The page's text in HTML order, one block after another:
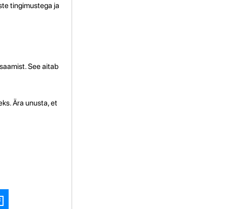
tingimustega ja
See aitab
Ära unusta, et